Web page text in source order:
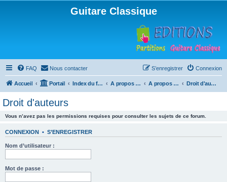
Guitare Classique
FAQ Nous contacter Connexion
S’enregistrer
Accueil Portail Index du forum A propos du forum A propos du forum Droit d'auteurs
Droit d'auteurs
Vous n’avez pas les permissions requises pour consulter les sujets de ce forum.
CONNEXION • S’ENREGISTRER
Nom d’utilisateur :
Mot de passe :